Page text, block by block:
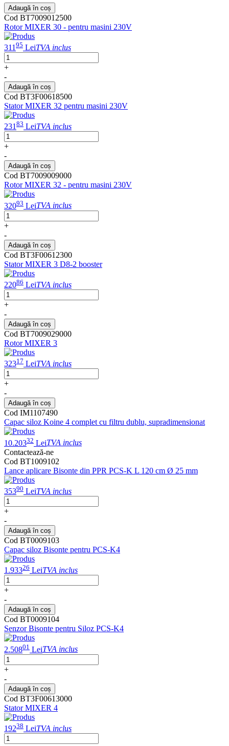
Adaugă în coș
Cod BT7009012500
Rotor MIXER 30 - pentru masini 230V
311 95 LeiTVA inclus
+
-
Adaugă în coș
Cod BT3F00618500
Stator MIXER 32 pentru masini 230V
231 83 LeiTVA inclus
+
-
Adaugă în coș
Cod BT7009009000
Rotor MIXER 32 - pentru masini 230V
32093 LeiTVA inclus
+
-
Adaugă în coș
Cod BT3F00612300
Stator MIXER 3 D8-2 booster
22086 LeiTVA inclus
+
-
Adaugă în coș
Cod BT7009029000
Rotor MIXER 3
32317 LeiTVA inclus
+
-
Adaugă în coș
Cod IM1107490
Capac siloz Koine 4 complet cu filtru dublu, supradimensionat
10.20332 LeiTVA inclus
Contactează-ne
Cod BT1009102
Lance aplicare Bisonte din PPR PCS-K L 120 cm Ø 25 mm
35390 LeiTVA inclus
+
-
Adaugă în coș
Cod BT0009103
Capac siloz Bisonte pentru PCS-K4
1.93326 LeiTVA inclus
+
-
Adaugă în coș
Cod BT0009104
Senzor Bisonte pentru Siloz PCS-K4
2.50801 LeiTVA inclus
+
-
Adaugă în coș
Cod BT3F00613000
Stator MIXER 4
19238 LeiTVA inclus